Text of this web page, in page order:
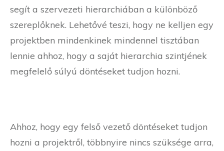
segít a szervezeti hierarchiában a különböző
szereplőknek. Lehetővé teszi, hogy ne kelljen egy
projektben mindenkinek mindennel tisztában
lennie ahhoz, hogy a saját hierarchia szintjének
megfelelő súlyú döntéseket tudjon hozni.
Ahhoz, hogy egy felső vezető döntéseket tudjon
hozni a projektről, többnyire nincs szüksége arra,